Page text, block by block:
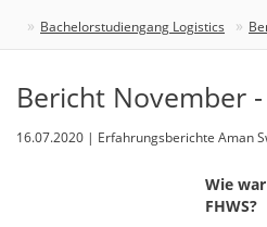
Bachelorstudiengang Logistics
Bericht November
16.07.2020 | Erfahrungsberichte Aman
Wie
FHWS?